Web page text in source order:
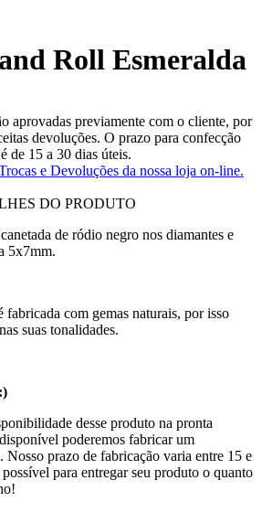
Roll Esmeralda
aprovadas previamente com o cliente, por
devoluções. O prazo para confecção
de 15 a 30 dias úteis.
e Devoluções da nossa loja on-line.
DO PRODUTO
de ródio negro nos diamantes e
5x7mm.
fabricada com gemas naturais, por isso
suas tonalidades.
desse produto na pronta
poderemos fabricar um
Nosso prazo de fabricação varia entre 15 e
para entregar seu produto o quanto